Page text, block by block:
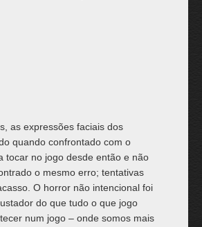
as expressões faciais dos
quando confrontado com o
tocar no jogo desde então e não
o mesmo erro; tentativas
O horror não intencional foi
do que tudo o que jogo
num jogo – onde somos mais